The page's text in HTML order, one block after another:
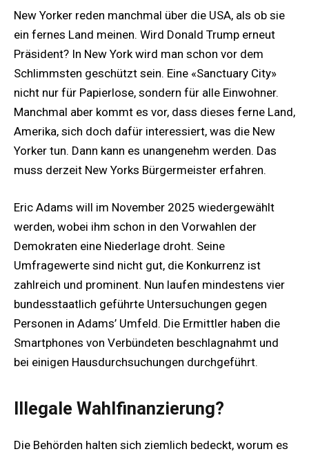
New Yorker reden manchmal über die USA, als ob sie
ein fernes Land meinen. Wird Donald Trump erneut
Präsident? In New York wird man schon vor dem
Schlimmsten geschützt sein. Eine «Sanctuary City»
nicht nur für Papierlose, sondern für alle Einwohner.
Manchmal aber kommt es vor, dass dieses ferne Land,
Amerika, sich doch dafür interessiert, was die New
Yorker tun. Dann kann es unangenehm werden. Das
muss derzeit New Yorks Bürgermeister erfahren.
Eric Adams will im November 2025 wiedergewählt
werden, wobei ihm schon in den Vorwahlen der
Demokraten eine Niederlage droht. Seine
Umfragewerte sind nicht gut, die Konkurrenz ist
zahlreich und prominent. Nun laufen mindestens vier
bundesstaatlich geführte Untersuchungen gegen
Personen in Adams’ Umfeld. Die Ermittler haben die
Smartphones von Verbündeten beschlagnahmt und
bei einigen Hausdurchsuchungen durchgeführt.
Illegale Wahlfinanzierung?
Die Behörden halten sich ziemlich bedeckt, worum es